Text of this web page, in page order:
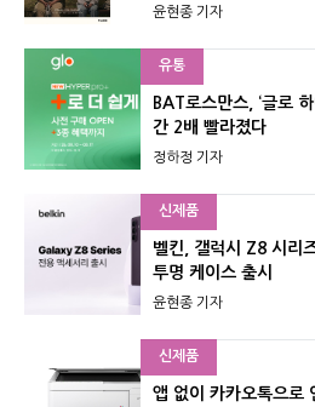
윤현종 기자
유통
BAT로스만스, ‘글로
간 2배 빨라졌다
정하정 기자
신제품
벨킨, 갤럭시 Z8 시리
투명 케이스 출시
윤현종 기자
신제품
앱 없이 카카오톡으로